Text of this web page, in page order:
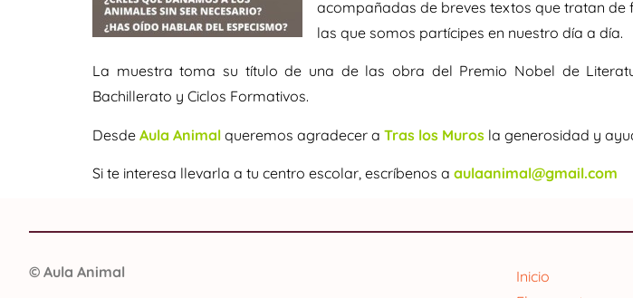
acompañadas de breves textos que tratan
las que somos partícipes en nuestro día a día.
La muestra toma su título de una de las obra del Premio Nobel de
Bachillerato y Ciclos Formativos.
Desde Aula Animal queremos agradecer a Tras los Muros la generosidad y
Si te interesa llevarla a tu centro escolar, escríbenos a aulaanimal@gmail.com
© Aula Animal
Inicio